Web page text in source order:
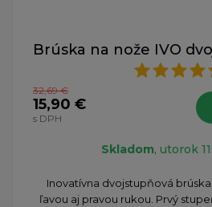
Brúska na nože IVO
32,69 €
15,90 €
s DPH
Skladom, utorok
Inovatívna dvojstupňová
ľavou aj pravou rukou. Prvý